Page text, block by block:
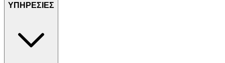
ΥΠΗΡΕΣΙΕΣ